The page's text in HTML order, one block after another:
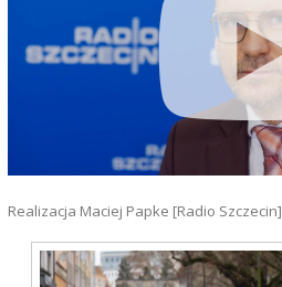
Realizacja Maciej Papke [Radio Szczecin]